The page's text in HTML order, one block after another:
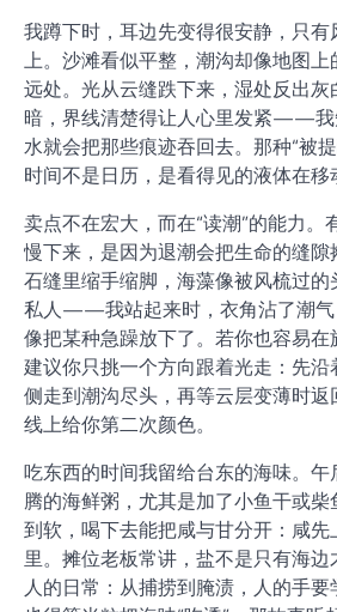
我蹲下时，耳边先变得很安静，只
上。沙滩看似平整，潮沟却像地图
远处。光从云缝跌下来，湿处反出
暗，界线清楚得让人心里发紧——我
水就会把那些痕迹吞回去。那种“被
时间不是日历，是看得见的液体在移
卖点不在宏大，而在“读潮”的能力。
慢下来，是因为退潮会把生命的缝
石缝里缩手缩脚，海藻像被风梳过
私人——我站起来时，衣角沾了潮气
像把某种急躁放下了。若你也容易
建议你只挑一个方向跟着光走：先
侧走到潮沟尽头，再等云层变薄时
线上给你第二次颜色。
吃东西的时间我留给台东的海味。
腾的海鲜粥，尤其是加了小鱼干或
到软，喝下去能把咸与甘分开：咸先
里。摊位老板常讲，盐不是只有海
人的日常：从捕捞到腌渍，人的手